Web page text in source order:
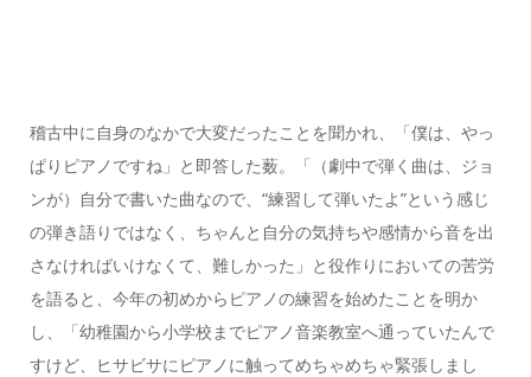
稽古中に自身のなかで大変だったことを聞かれ、「僕は、やっ
ぱりピアノですね」と即答した薮。「（劇中で弾く曲は、ジョ
ンが）自分で書いた曲なので、“練習して弾いたよ”という感じ
の弾き語りではなく、ちゃんと自分の気持ちや感情から音を出
さなければいけなくて、難しかった」と役作りにおいての苦労
を語ると、今年の初めからピアノの練習を始めたことを明か
し、「幼稚園から小学校までピアノ音楽教室へ通っていたんで
すけど、ヒサビサにピアノに触ってめちゃめちゃ緊張しまし